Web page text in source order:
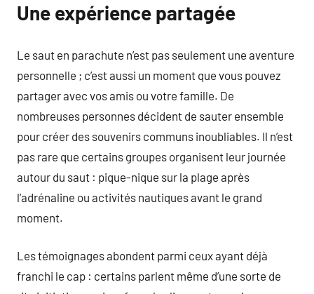
Une expérience partagée
Le saut en parachute n’est pas seulement une aventure
personnelle ; c’est aussi un moment que vous pouvez
partager avec vos amis ou votre famille. De
nombreuses personnes décident de sauter ensemble
pour créer des souvenirs communs inoubliables. Il n’est
pas rare que certains groupes organisent leur journée
autour du saut : pique-nique sur la plage après
l’adrénaline ou activités nautiques avant le grand
moment.
Les témoignages abondent parmi ceux ayant déjà
franchi le cap : certains parlent même d’une sorte de